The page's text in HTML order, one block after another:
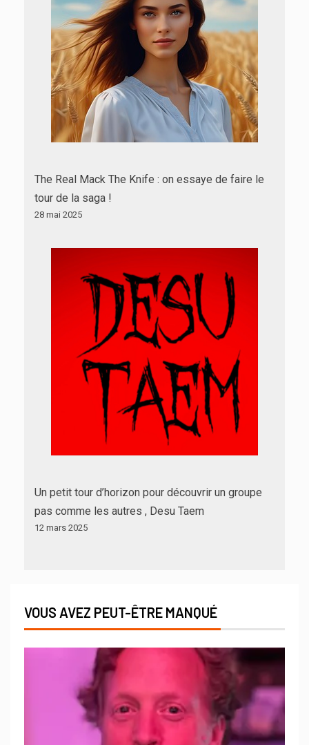
The Real Mack The Knife : on essaye de faire le
tour de la saga !
28 mai 2025
Un petit tour d’horizon pour découvrir un groupe
pas comme les autres , Desu Taem
12 mars 2025
VOUS AVEZ PEUT-ÊTRE MANQUÉ